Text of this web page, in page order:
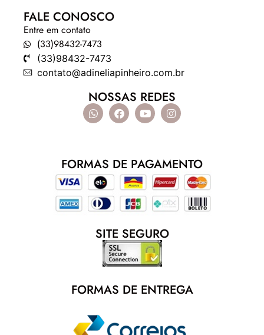
FALE CONOSCO
Entre em contato
(33)98432-7473
(33)98432-7473
contato@adineliapinheiro.com.br
NOSSAS REDES
FORMAS DE PAGAMENTO
SITE SEGURO
FORMAS DE ENTREGA